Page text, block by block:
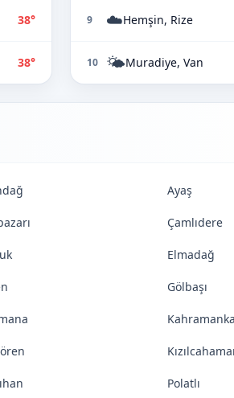
38°
38°
9 ☁️Hemşin, Rize
10 🌤️Muradiye, Van
Ayaş
Çamlıdere
Elmadağ
Gölbaşı
Polatlı